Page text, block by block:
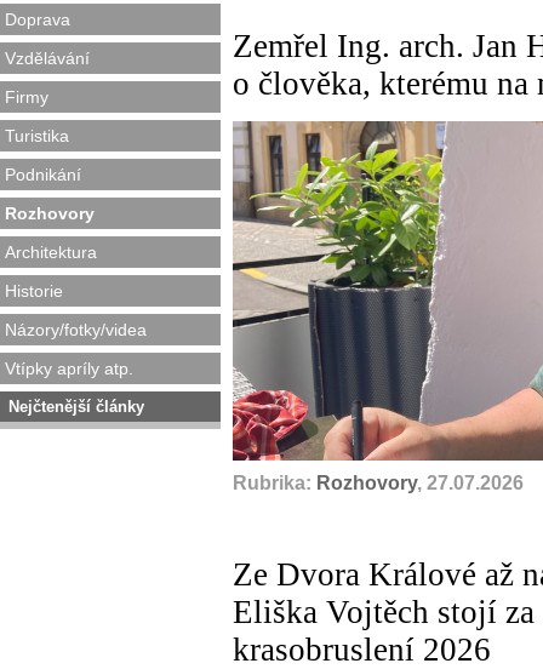
Doprava
Vzdělávání
Firmy
Turistika
Podnikání
Rozhovory
Architektura
Historie
Názory/fotky/videa
Vtípky apríly atp.
Nejčtenější články
Zemřel Ing. arch. Jan
o člověka, kterému na
Rubrika: Rozhovory, 27.07.2026
Ze Dvora Králové až
Eliška Vojtěch stojí
krasobruslení 2026